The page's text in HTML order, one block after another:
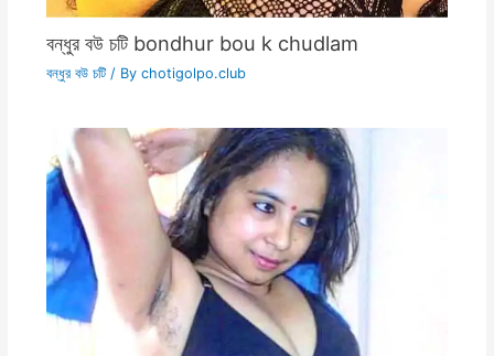
বন্ধুর বউ চটি bondhur bou k chudlam
বন্ধুর বউ চটি/ By chotigolpo.club